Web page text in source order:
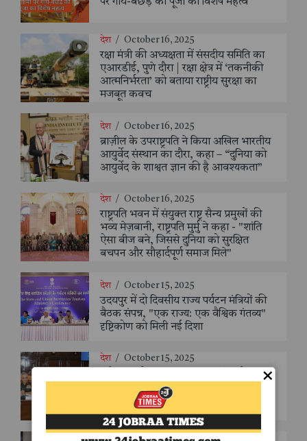
देश / October 16, 2025
रक्षा मंत्री की अध्यक्षता में संसदीय समिति का
एआरडीई, पुणे दौरा | रक्षा क्षेत्र में ‘तकनीकी
आत्मनिर्भरता’ को बताया राष्ट्रीय सुरक्षा का
मजबूत कवच
देश / October 16, 2025
ब्राज़ील के उपराष्ट्रपति ने किया अखिल भारतीय
आयुर्वेद संस्थान का दौरा, कहा – “दुनिया को
आयुर्वेद के शाश्वत ज्ञान की है आवश्यकता”
देश / October 16, 2025
राष्ट्रपति भवन में संयुक्त राष्ट्र सैन्य प्रमुखों की
भव्य मेज़बानी, राष्ट्रपति मुर्मु ने कहा - "शांति
ऐसा बीज बने, जिससे दुनिया को सुरक्षित
बचपन और सौहार्दपूर्ण समाज मिले"
देश / October 15, 2025
उदयपुर में दो दिवसीय राज्य पर्यटन मंत्रियों की
बैठक संपन्न, "एक राज्य: एक वैश्विक गंतव्य"
दृष्टिकोण को मिली नई दिशा
देश / October 15, 2025
ब्राज़ील के उपराष्ट्रपति के बीच अहम मुलाक़ात,
द्विपक्षीय रक्षा सहयोग को लेकर हुई विस्तृत
चर्चा
×